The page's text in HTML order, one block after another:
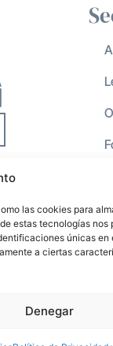
las cookies para
estas tecnologías nos
únicas en
a ciertas
Denegar